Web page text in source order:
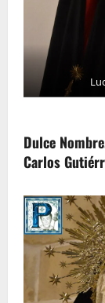
Dulce
Carlos